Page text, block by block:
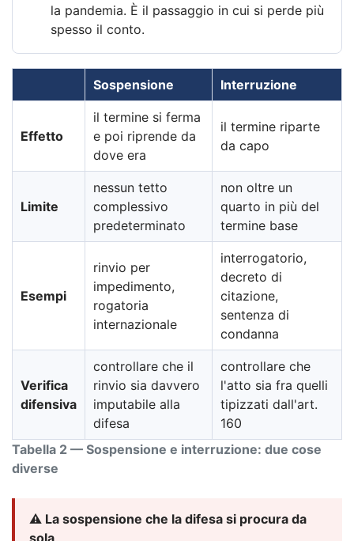
la pandemia. È il passaggio in cui si perde più
spesso il conto.
Tabella 2 — Sospensione e interruzione: due cose
diverse
Sospensione Interruzione
Effetto
il termine si ferma
e poi riprende da
dove era
il termine riparte
da capo
Limite
nessun tetto
complessivo
predeterminato
non oltre un
quarto in più del
termine base
Esempi
rinvio per
impedimento,
rogatoria
internazionale
interrogatorio,
decreto di
citazione,
sentenza di
condanna
Verifica
difensiva
controllare che il
rinvio sia davvero
imputabile alla
difesa
controllare che
l'atto sia fra quelli
tipizzati dall'art.
160
⚠️ La sospensione che la difesa si procura da
sola